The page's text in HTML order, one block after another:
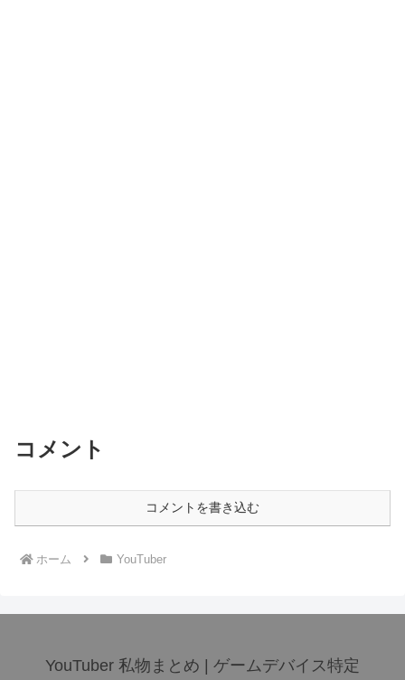
コメント
コメントを書き込む
ホーム YouTuber
YouTuber 私物まとめ | ゲームデバイス特定